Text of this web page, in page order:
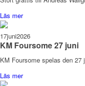
Läs mer
17juni2026
KM Foursome 27 juni
KM Foursome spelas den
Läs mer